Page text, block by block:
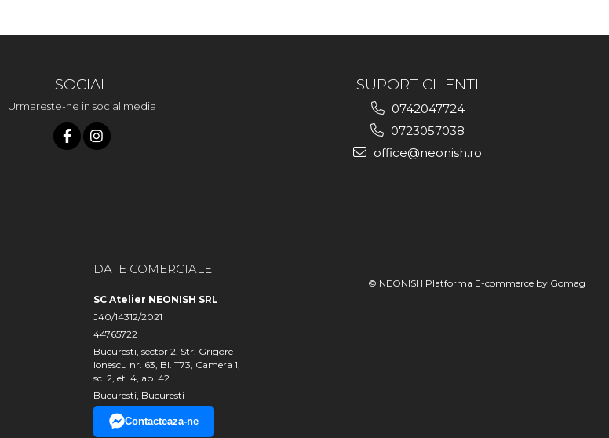
SOCIAL
Urmareste-ne in social media
SUPORT CLIENTI
0742047724
0723057038
office@neonish.ro
DATE COMERCIALE
SC Atelier NEONISH SRL
J40/14312/2021
44765722
Bucuresti, sector 2, Str. Grigore
Ionescu nr. 63, Bl. T73, Camera 1,
sc. 2, et. 4, ap. 42
Bucuresti, Bucuresti
Contacteaza-ne
© NEONISH Platforma E-commerce by Gomag